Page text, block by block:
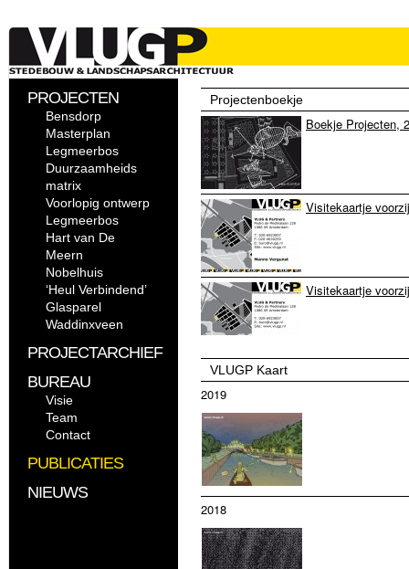
PROJECTEN
Bensdorp
Masterplan
Legmeerbos
Duurzaamheids
matrix
Voorlopig ontwerp
Legmeerbos
Hart van De
Meern
Nobelhuis
‘Heul Verbindend’
Glasparel
Waddinxveen
PROJECTARCHIEF
BUREAU
Visie
Team
Contact
PUBLICATIES
NIEUWS
Projectenboekje
Boekje Projecten,
Visitekaartje
Visitekaartje
VLUGP Kaart
2019
2018